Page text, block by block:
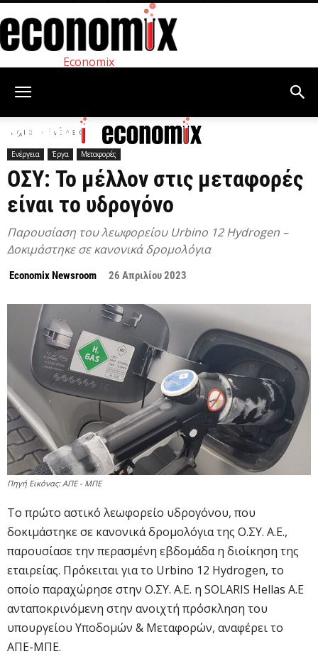
Economix
Αρχική Ενέργεια
Ενέργεια Έργα Μεταφορές
ΟΣΥ: Το μέλλον στις μεταφορές
είναι το υδρογόνο
Παρουσίαση του λεωφορείου Urbino 12 Hydrogen –
Δοκιμάστηκε σε κανονικά δρομολόγια
Economix Newsroom 26 Απριλίου 2023
Πηγή Εικόνας: ΑΠΕ - ΜΠΕ
To πρώτο αστικό λεωφορείο υδρογόνου, που
δοκιμάστηκε σε κανονικά δρομολόγια της Ο.ΣΥ. Α.Ε.,
παρουσίασε την περασμένη εβδομάδα η διοίκηση της
εταιρείας. Πρόκειται για το Urbino 12 Hydrogen, το
οποίο παραχώρησε στην Ο.ΣΥ. Α.Ε. η SOLARIS Hellas A.Ε
ανταποκρινόμενη στην ανοιχτή πρόσκληση του
υπουργείου Υποδομών & Μεταφορών, αναφέρει το
ΑΠΕ-ΜΠΕ.